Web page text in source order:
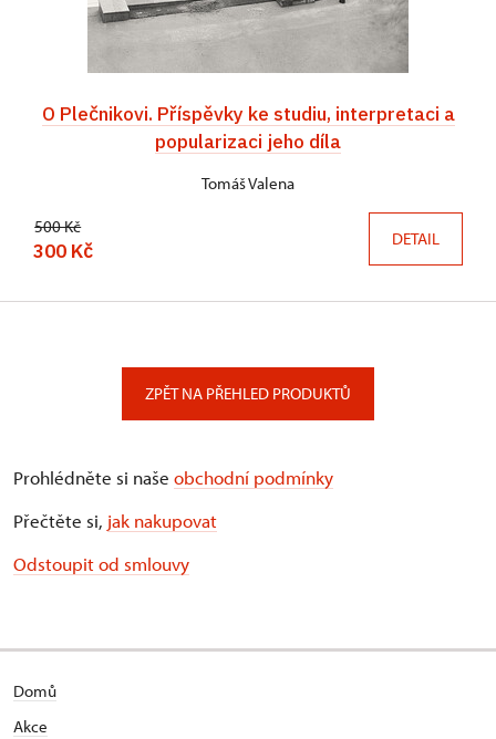
O Plečnikovi. Příspěvky ke studiu, interpretaci a
popularizaci jeho díla
Tomáš Valena
500 Kč
300 Kč DETAIL
ZPĚT NA PŘEHLED PRODUKTŮ
Prohlédněte si naše obchodní podmínky
Přečtěte si, jak nakupovat
Odstoupit od smlouvy
Domů
Akce